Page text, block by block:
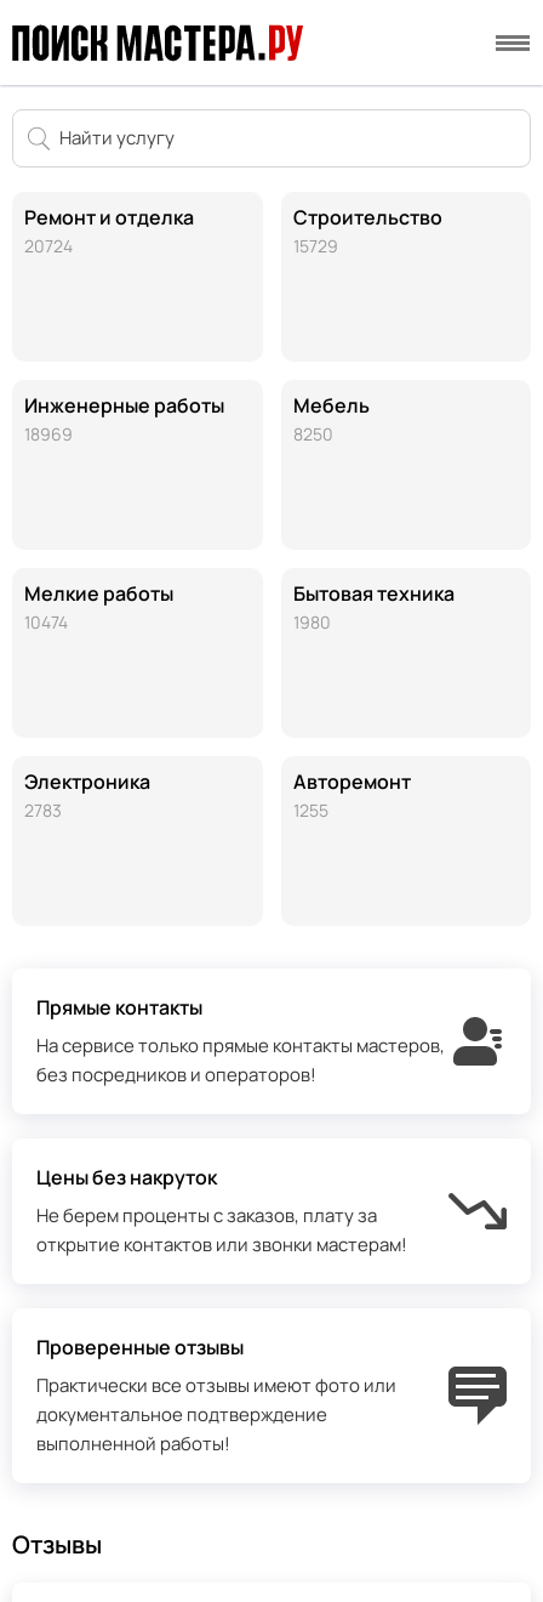
Ремонт и отделка
20724
Инженерные работы
18969
Мелкие работы
10474
Электроника
2783
Строительство
15729
Мебель
8250
Бытовая техника
1980
Авторемонт
1255
Прямые контакты
На сервисе только прямые контакты мастеров,
без посредников и операторов!
Цены без накруток
Не берем проценты с заказов, плату за
открытие контактов или звонки мастерам!
Проверенные отзывы
Практически все отзывы имеют фото или
документальное подтверждение
выполненной работы!
Отзывы